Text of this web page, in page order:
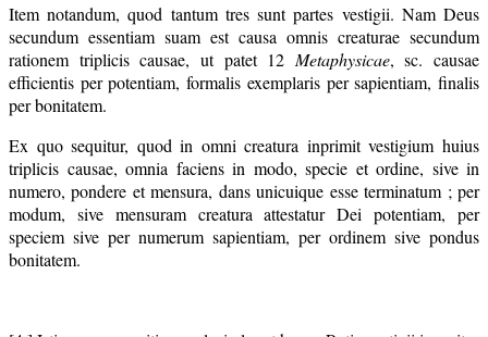
Item notandum, quod tantum tres sunt partes vestigii. Nam Deus
secundum essentiam suam est causa omnis creaturae secundum
rationem triplicis causae, ut patet 12 Metaphysicae, sc. causae
efficientis per potentiam, formalis exemplaris per sapientiam, finalis
per bonitatem.
Ex quo sequitur, quod in omni creatura inprimit vestigium huius
triplicis causae, omnia faciens in modo, specie et ordine, sive in
numero, pondere et mensura, dans unicuique esse terminatum ; per
modum, sive mensuram creatura attestatur Dei potentiam, per
speciem sive per numerum sapientiam, per ordinem sive pondus
bonitatem.